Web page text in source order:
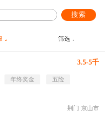
搜索
筛选
3.5-5千
年终奖金
五险
荆门·京山市